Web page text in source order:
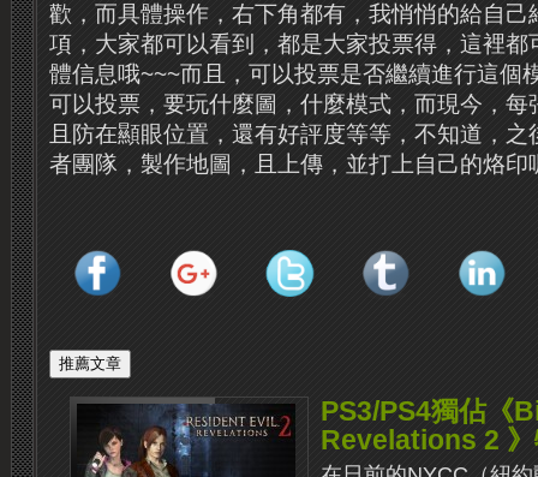
歡，而具體操作，右下角都有，我悄悄的給自己
項，大家都可以看到，都是大家投票得，這裡都
體信息哦~~~而且，可以投票是否繼續進行這個
可以投票，要玩什麼圖，什麼模式，而現今，
且防在顯眼位置，還有好評度等等，不知道，
者團隊，製作地圖，且上傳，並打上自己的烙印
PS3/PS4獨佔《
Revelations 2